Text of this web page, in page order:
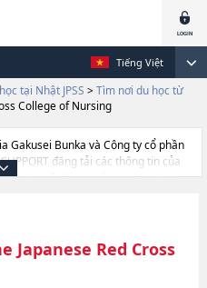
Tiếng Việt
tại Nhật JPSS > Tìm nơi du học từ
College of Nursing
Gakusei Bunka và Công ty cổ phần
đăng tải các thông tin của
trường đại học ngắn hạn, trường
du học sinh, như là về các
cứu, thông tin liên quan đến thi
trúng tuyển, cở sở trang thiết bị,
Japanese Red Cross